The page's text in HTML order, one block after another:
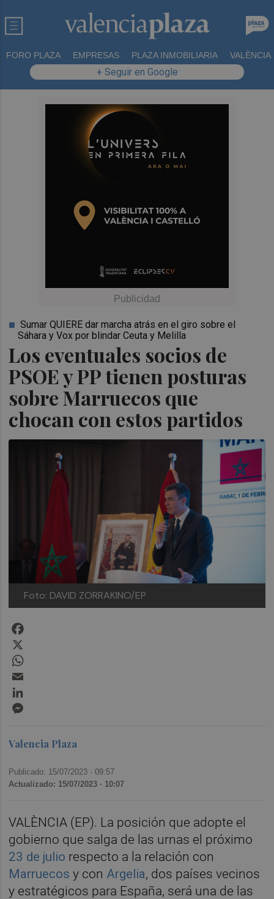
FORO PLAZA EMPRESAS PLAZA INMOBILIARIA VALÈNCIA
+ Seguir en Google
Los eventuales socios de
PSOE y PP tienen posturas
sobre Marruecos que
chocan con estos partidos
Sumar QUIERE dar marcha atrás en el giro sobre el
Sáhara y Vox por blindar Ceuta y Melilla
Foto: DAVID ZORRAKINO/EP
Valencia Plaza
Publicado: 15/07/2023 ·09:57
Actualizado: 15/07/2023 · 10:07
VALÈNCIA (EP). La posición que adopte el
gobierno que salga de las urnas el próximo
23 de julio respecto a la relación con
Marruecos y con Argelia, dos países vecinos
y estratégicos para España, será una de las